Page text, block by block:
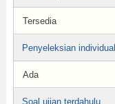
Tersedia
Penyeleksian individual
Ada
Soal ujian terdahulu